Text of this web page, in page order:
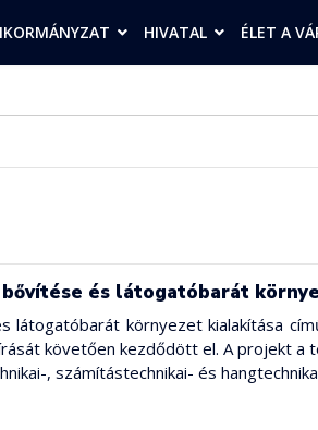
HIVATAL ÉLET A
és látogatóbarát
látogatóbarát környezet kialakítása
követően kezdődött el. A projekt a
, számítástechnikai- és